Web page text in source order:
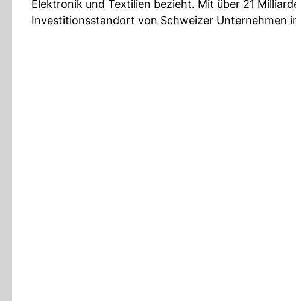
Elektronik und Textilien bezieht. Mit über 21
Investitionsstandort von Schweizer Unternehmen